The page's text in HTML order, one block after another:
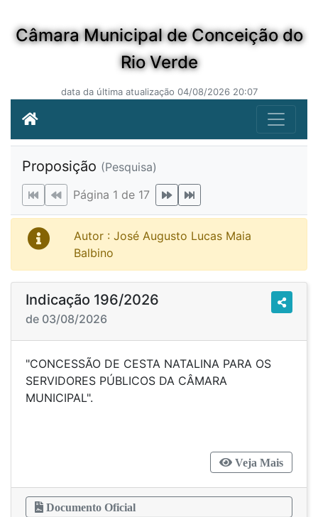
Câmara Municipal de Conceição do
Rio Verde
data da última atualização 04/08/2026 20:07
Proposição (Pesquisa)
Página 1 de 17
Autor : José Augusto Lucas Maia
Balbino
Indicação 196/2026
de 03/08/2026
"CONCESSÃO DE CESTA NATALINA PARA OS
SERVIDORES PÚBLICOS DA CÂMARA
MUNICIPAL".
Veja Mais
Documento Oficial